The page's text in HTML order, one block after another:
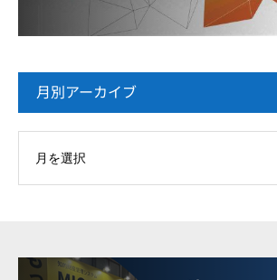
月別アーカイブ